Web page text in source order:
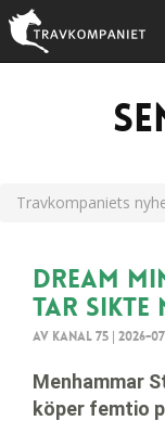
Travkompaniets
Dream
tar sikte
Av Kanal 75 | 2026-
Menhammar
köper femtio